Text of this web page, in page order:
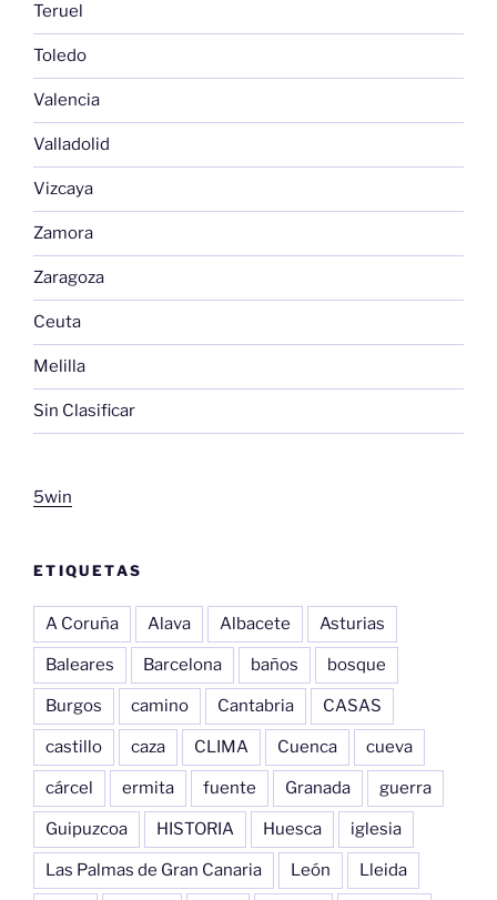
Teruel
Toledo
Valencia
Valladolid
Vizcaya
Zamora
Zaragoza
Ceuta
Melilla
Sin Clasificar
5win
ETIQUETAS
A Coruña Alava Albacete Asturias
Baleares Barcelona baños bosque
Burgos camino Cantabria CASAS
castillo caza CLIMA Cuenca cueva
cárcel ermita fuente Granada guerra
Guipuzcoa HISTORIA Huesca iglesia
Las Palmas de Gran Canaria León Lleida